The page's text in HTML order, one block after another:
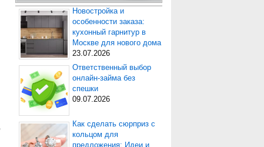
Новостройка и
особенности заказа:
кухонный гарнитур в
Москве для нового дома
23.07.2026
Ответственный выбор
онлайн-займа без
спешки
09.07.2026
Как сделать сюрприз с
кольцом для
предложения: Идеи и